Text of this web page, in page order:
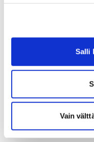
Salli
Vain